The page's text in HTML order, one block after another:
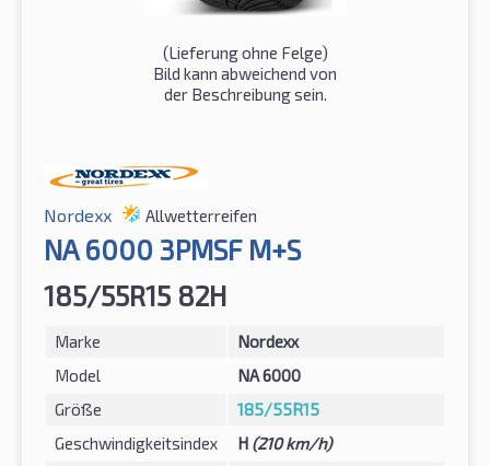
(Lieferung ohne Felge)
Bild kann abweichend von
der Beschreibung sein.
Nordexx Allwetterreifen
NA 6000 3PMSF M+S
185/55R15 82H
Marke
Nordexx
Model
NA 6000
Größe
185/55R15
Geschwindigkeitsindex
H (210 km/h)